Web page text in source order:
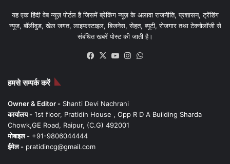
यह एक हिंदी वेब न्यूज़ पोर्टल है जिसमें ब्रेकिंग न्यूज़ के अलावा राजनीति, प्रशासन, ट्रेंडिंग
न्यूज, बॉलीवुड, खेल जगत, लाइफस्टाइल, बिजनेस, सेहत, ब्यूटी, रोजगार तथा टेक्नोलॉजी से
संबंधित खबरें पोस्ट की जाती है।
Facebook
X YouTubeInstagram
हमसे सम्पर्क करें
Owner & Editor - Shanti Devi Nachrani
कार्यालय - 1st floor, Pratidin House , Opp R D A Building Sharda
Chowk,GE Road, Raipur, (C.G) 492001
मोबाइल - +91-9806044444
ईमेल - pratidincg@gmail.com